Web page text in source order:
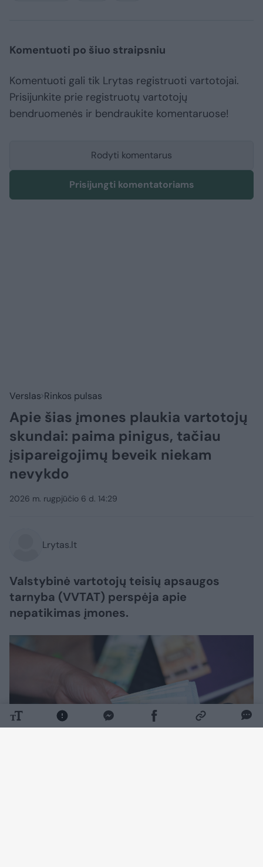
Komentuoti po šiuo straipsniu
Komentuoti gali tik Lrytas registruoti vartotojai.
Prisijunkite prie registruotų vartotojų
bendruomenės ir bendraukite komentaruose!
Rodyti komentarus
Prisijungti komentatoriams
Verslas Rinkos pulsas
Apie šias įmones plaukia vartotojų
skundai: paima pinigus, tačiau
įsipareigojimų beveik niekam
nevykdo
2026 m. rugpjūčio 6 d. 14:29
Lrytas.lt
Valstybinė vartotojų teisių apsaugos
tarnyba (VVTAT) perspėja apie
nepatikimas įmones.